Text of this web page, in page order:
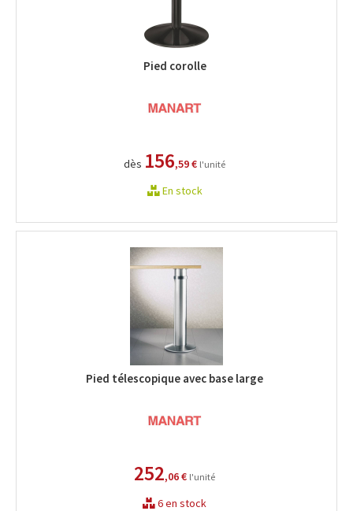
Pied corolle
dès 156,59 € l'unité
En stock
Pied télescopique avec base large
252,06 € l'unité
6 en stock